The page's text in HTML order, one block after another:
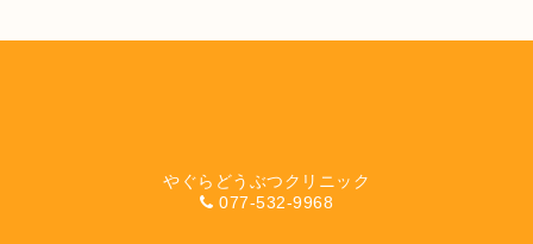
やぐらどうぶつクリニック
077-532-9968